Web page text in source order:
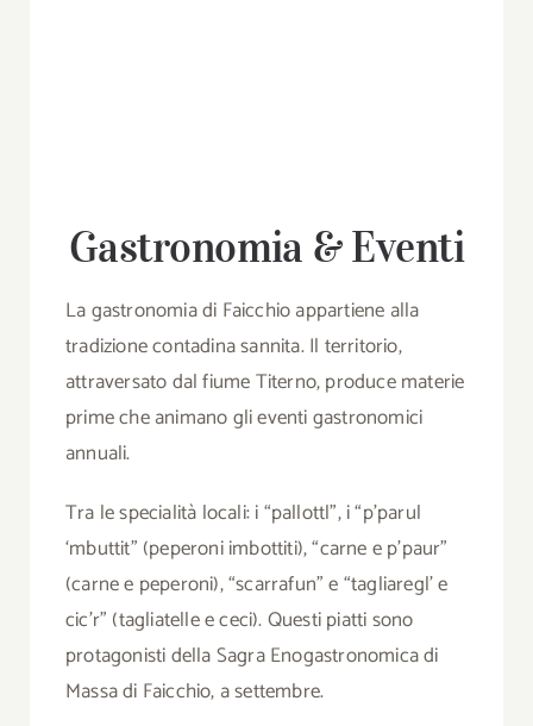
Gastronomia & Eventi
La gastronomia di Faicchio appartiene alla
tradizione contadina sannita. Il territorio,
attraversato dal fiume Titerno, produce materie
prime che animano gli eventi gastronomici
annuali.
Tra le specialità locali: i “pallottl”, i “p’parul
‘mbuttit” (peperoni imbottiti), “carne e p’paur”
(carne e peperoni), “scarrafun” e “tagliaregl’ e
cic’r” (tagliatelle e ceci). Questi piatti sono
protagonisti della Sagra Enogastronomica di
Massa di Faicchio, a settembre.